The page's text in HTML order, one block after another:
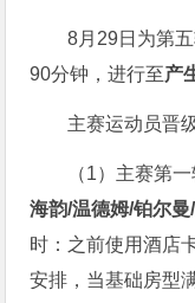
8月29日为第
90分钟，进行至产
主赛运动员晋
（1）主赛第
海韵/温德姆/铂尔
时：之前使用酒店
安排，当基础房型